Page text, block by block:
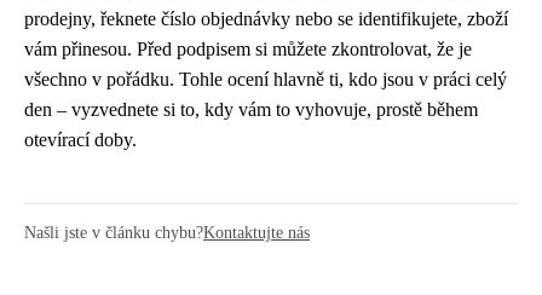
prodejny, řeknete číslo objednávky nebo se identifikujete, zboží
vám přinesou. Před podpisem si můžete zkontrolovat, že je
všechno v pořádku. Tohle ocení hlavně ti, kdo jsou v práci celý
den – vyzvednete si to, kdy vám to vyhovuje, prostě během
otevírací doby.
Našli jste v článku chybu?Kontaktujte nás